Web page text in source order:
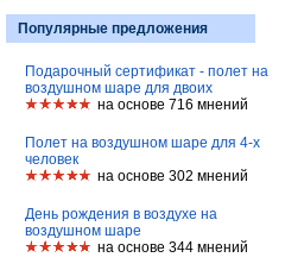
Популярные предложения
Подарочный сертификат - полет на
воздушном шаре для двоих
на основе 716 мнений
Полет на воздушном шаре для 4-х
человек
на основе 302 мнений
День рождения в воздухе на
воздушном шаре
на основе 344 мнений